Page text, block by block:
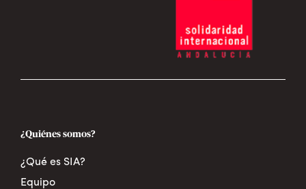
¿Quiénes somos?
¿Qué es SIA?
Equipo